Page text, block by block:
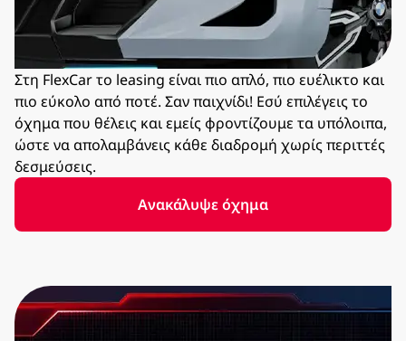
Στη FlexCar το leasing είναι πιο απλό, πιο ευέλικτο και
πιο εύκολο από ποτέ. Σαν παιχνίδι! Εσύ επιλέγεις το
όχημα που θέλεις και εμείς φροντίζουμε τα υπόλοιπα,
ώστε να απολαμβάνεις κάθε διαδρομή χωρίς περιττές
δεσμεύσεις.
Ανακάλυψε όχημα